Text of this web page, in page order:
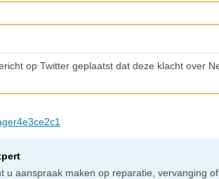
op Twitter geplaatst dat deze klacht over
u aanspraak maken op reparatie, vervanging